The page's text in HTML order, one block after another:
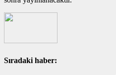
Sıradaki haber: